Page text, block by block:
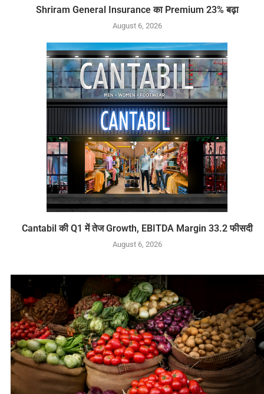
Shriram General Insurance का Premium 23% बढ़ा
August 6, 2026
Cantabil की Q1 में तेज Growth, EBITDA Margin 33.2 फीसदी
August 6, 2026